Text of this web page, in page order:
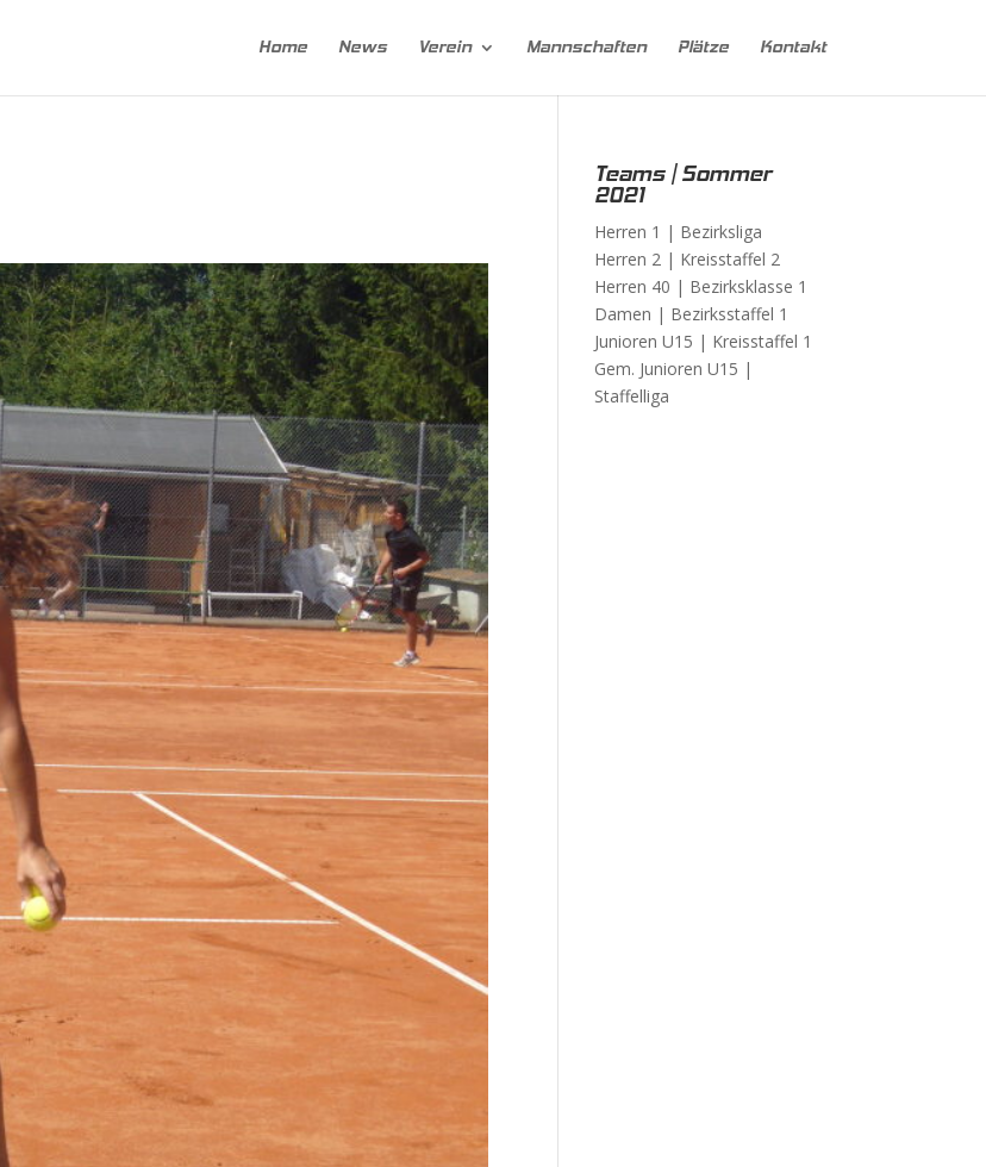
Home News Verein Mannschaften Plätze Kontakt
Teams | Sommer
2021
Herren 1 | Bezirksliga
Herren 2 | Kreisstaffel 2
Herren 40 | Bezirksklasse 1
Damen | Bezirksstaffel 1
Junioren U15 | Kreisstaffel 1
Gem. Junioren U15 |
Staffelliga